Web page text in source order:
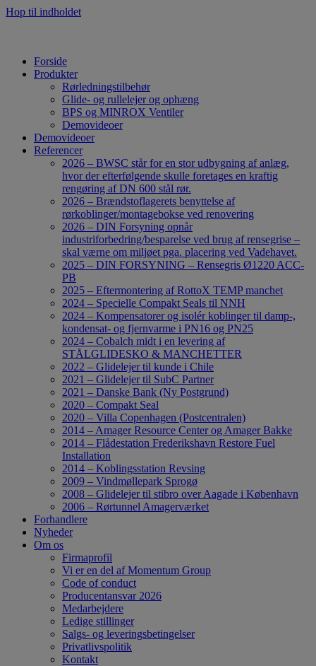
Hop til indholdet
Forside
Produkter
Rørledningstilbehør
Glide- og rullelejer og ophæng
BPS og MINROX Ventiler
Demovideoer
Demovideoer
Referencer
2026 – BWSC står for en stor udbygning af anlæg,
hvor der efterfølgende skulle foretages en kraftig
rengøring af DN 600 stål rør.
2026 – Brændstoflagerets benyttelse af
rørkoblinger/montagebokse ved renovering
2026 – DIN Forsyning opnår
industriforbedring/besparelse ved brug af rensegrise –
skal værne om miljøet pga. placering ved Vadehavet.
2025 – DIN FORSYNING – Rensegris Ø1220 ACC-
PB
2025 – Eftermontering af RottoX TEMP manchet
2024 – Specielle Compakt Seals til NNH
2024 – Kompensatorer og isolér koblinger til damp-,
kondensat- og fjernvarme i PN16 og PN25
2024 – Cobalch midt i en levering af
STÅLGLIDESKO & MANCHETTER
2022 – Glidelejer til kunde i Chile
2021 – Glidelejer til SubC Partner
2021 – Danske Bank (Ny Postgrund)
2020 – Compakt Seal
2020 – Villa Copenhagen (Postcentralen)
2014 – Amager Resource Center og Amager Bakke
2014 – Flådestation Frederikshavn Restore Fuel
Installation​
2014 – Koblingsstation Revsing
2009 – Vindmøllepark Sprogø
2008 – Glidelejer til stibro over Aagade i København
2006 – Rørtunnel Amagerværket
Forhandlere
Nyheder
Om os
Firmaprofil
Vi er en del af Momentum Group
Code of conduct
Producentansvar 2026
Medarbejdere
Ledige stillinger
Salgs- og leveringsbetingelser
Privatlivspolitik
Kontakt